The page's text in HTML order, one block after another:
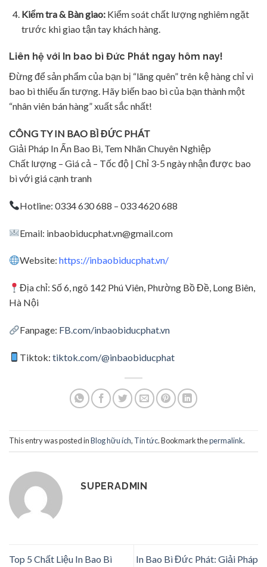
Kiểm tra & Bàn giao:Kiểm soát chất lượng nghiêm ngặt
trước khi giao tận tay khách hàng.
Liên hệ với In bao bì Đức Phát ngay hôm nay!
Đừng để sản phẩm của bạn bị “lãng quên” trên kệ hàng chỉ vì
bao bì thiếu ấn tượng. Hãy biến bao bì của bạn thành một
“nhân viên bán hàng” xuất sắc nhất!
CÔNG TY IN BAO BÌ ĐỨC PHÁT
Giải Pháp In Ấn Bao Bì, Tem Nhãn Chuyên Nghiệp
Chất lượng – Giá cả – Tốc độ | Chỉ 3-5 ngày nhận được bao
bì với giá cạnh tranh
Hotline: 0334 630 688 – 033 4620 688
Email: inbaobiducphat.vn@gmail.com
Website: https://inbaobiducphat.vn/
Địa chỉ: Số 6, ngõ 142 Phú Viên, Phường Bồ Đề, Long Biên,
Hà Nội
Fanpage: FB.com/inbaobiducphat.vn
Tiktok:tiktok.com/@inbaobiducphat
This entry was posted inBlog hữu ích, Tin tức. Bookmark thepermalink.
SUPERADMIN
Top 5 Chất Liệu In Bao Bì
In Bao Bì Đức Phát: Giải Pháp